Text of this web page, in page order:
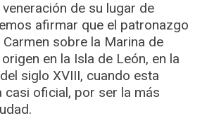
de su lugar de
afirmar que el patronazgo
sobre la Marina de
en la Isla de León, en la
siglo XVIII, cuando esta
casi oficial, por ser la más